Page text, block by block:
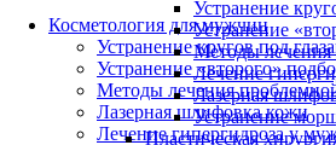
Косметология для мужчин
Устранение кругов под
Устранение «второго»
Методы лечения
Лазерная шлифовка кожи
Лечение гипергидроза у
Устранение
Устранение
Методы
Лечение
Лазерная
Устранение
Пластическая